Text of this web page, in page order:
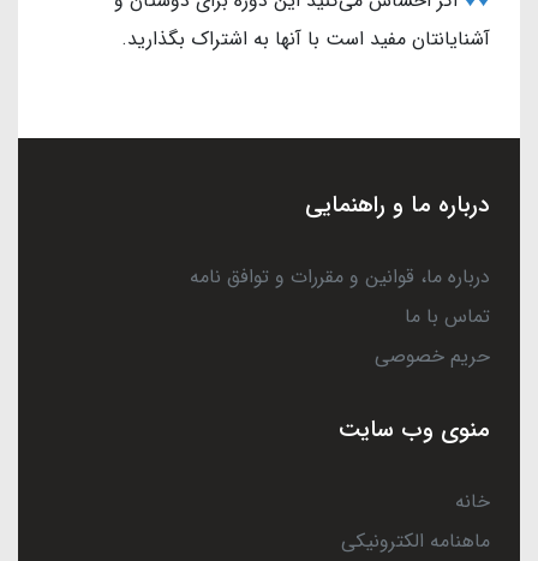
آشنایانتان مفید است با آنها به اشتراک بگذارید.
درباره ما و راهنمایی
درباره ما، قوانین و مقررات و توافق نامه
تماس با ما
حریم خصوصی
منوی وب سایت
خانه
ماهنامه الکترونیکی